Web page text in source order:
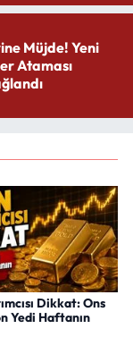
Müjde! Yeni
Ataması
Dikkat: Ons
Yedi Haftanın